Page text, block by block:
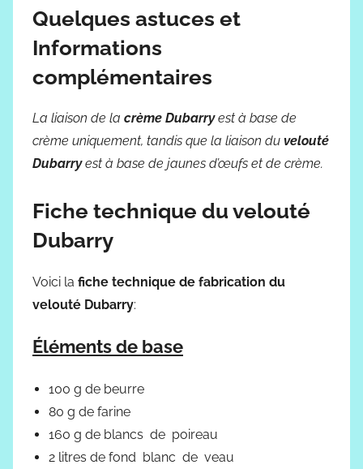
Quelques astuces et
Informations
complémentaires
La liaison de la crème Dubarryest à base de
crème uniquement, tandis que la liaison du velouté
Dubarryest à base de jaunes d’œufs et de crème.
Fiche technique du velouté
Dubarry
Voici la fiche technique de fabrication du
velouté Dubarry:
Éléments de base
100 g de beurre
80 g de farine
160 g de blancs de poireau
2 litres de fond blanc de veau